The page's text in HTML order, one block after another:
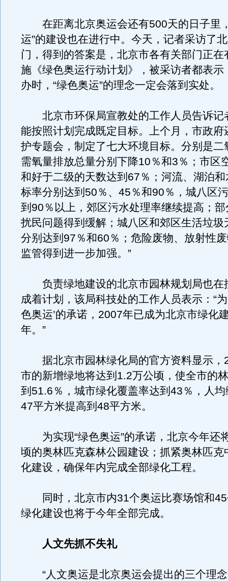
在距离北京奥运会还有500天的日子里
运”的建设也在进行中。今天，记者采访了
门，得到的答案是，北京市各有关部门正在
施《绿色奥运行动计划》，被采访者都表示
办时，“绿色奥运”的理念一定会落到实处。
北京市环保局宣教处的工作人员告诉记
能按照计划完成既定目标。上个月，市政府
护专题会，制定了七大环境目标。分别是二
需氧量排放总量分别下降10％和3％；市区
和好于二级的天数达到67％；河流、湖泊
标率分别达到50％、45％和90％，城八区
到90％以上，郊区污水处理率继续提高；
扰民问题得到缓解；城八区和郊区生活垃圾
分别达到97％和60％；危险废物、放射性
监管得到进一步加强。”
负责绿地建设的北京市园林规划局也在
成着计划，该局科技处的工作人员表示：“
色奥运’的承诺，2007年已成为北京市绿化
年。”
据北京市园林绿化局的官方资料显示，
市的新增绿地将达到1.2万公顷，使全市的
到51.6％，城市绿化覆盖率达到43％，人
47平方米提高到48平方米。
为实现“绿色奥运”的承诺，北京今年还
顷的奥林匹克森林公园建设；抓紧奥林匹克
化建设，确保年内完成全部绿化工程。
同时，北京市内31个奥运比赛场馆和45
绿化建设也将于今年全部完成。
人文先抓不失礼
“人文奥运是北京奥运会提出的三个理念